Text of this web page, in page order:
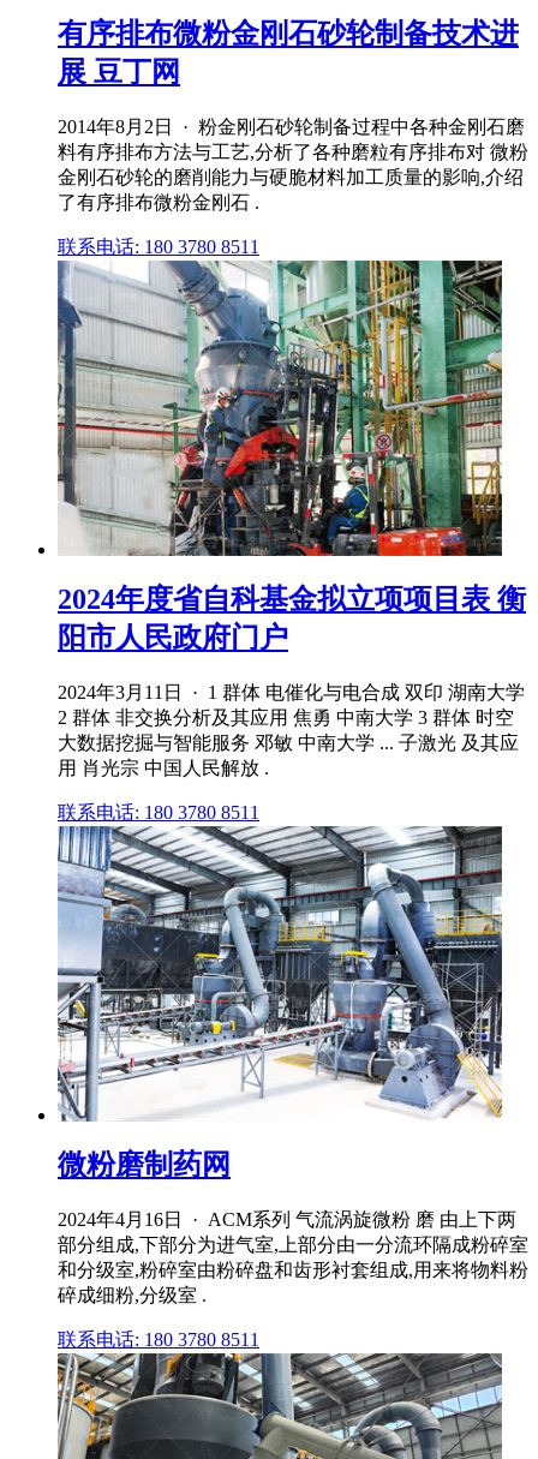
有序排布微粉金刚石砂轮制备技术进
展 豆丁网
2014年8月2日 · 粉金刚石砂轮制备过程中各种金刚石磨
料有序排布方法与工艺,分析了各种磨粒有序排布对 微粉
金刚石砂轮的磨削能力与硬脆材料加工质量的影响,介绍
了有序排布微粉金刚石 .
联系电话: 180 3780 8511
2024年度省自科基金拟立项项目表 衡
阳市人民政府门户
2024年3月11日 · 1 群体 电催化与电合成 双印 湖南大学
2 群体 非交换分析及其应用 焦勇 中南大学 3 群体 时空
大数据挖掘与智能服务 邓敏 中南大学 ... 子激光 及其应
用 肖光宗 中国人民解放 .
联系电话: 180 3780 8511
微粉磨制药网
2024年4月16日 · ACM系列 气流涡旋微粉 磨 由上下两
部分组成,下部分为进气室,上部分由一分流环隔成粉碎室
和分级室,粉碎室由粉碎盘和齿形衬套组成,用来将物料粉
碎成细粉,分级室 .
联系电话: 180 3780 8511